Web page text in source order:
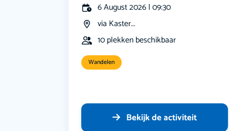
6 August 2026 | 09:30
via Kaster...
10 plekken beschikbaar
Wandelen
Bekijk de activiteit